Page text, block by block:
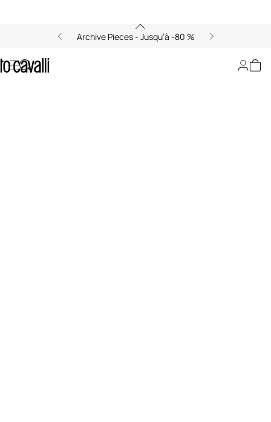
Archive Pieces - Jusqu’à -80 %
Fashion Show Fall Winter 2025-26